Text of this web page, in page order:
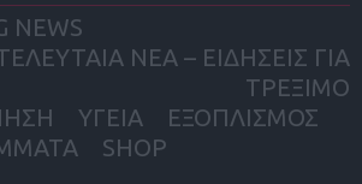
NEWS
ΝΕΑ – ΕΙΔΗΣΕΙΣ ΓΙΑ
ΤΡΕΞΙΜΟ
ΥΓΕΙΑ
ΕΞΟΠΛΙΣΜΟΣ
SHOP